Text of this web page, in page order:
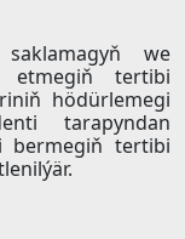
we
etmegiň tertibi
hödürlemegi
tarapyndan
bermegiň tertibi